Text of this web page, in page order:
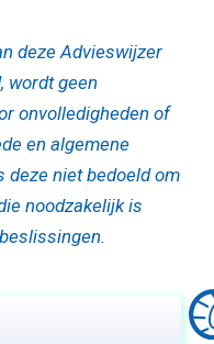
deze Advieswijzer
wordt geen
onvolledigheden of
en algemene
deze niet bedoeld om
noodzakelijk is